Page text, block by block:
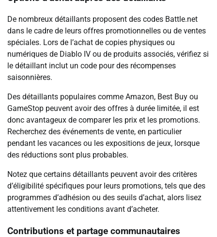
De nombreux détaillants proposent des codes Battle.net
dans le cadre de leurs offres promotionnelles ou de ventes
spéciales. Lors de l’achat de copies physiques ou
numériques de Diablo IV ou de produits associés, vérifiez si
le détaillant inclut un code pour des récompenses
saisonnières.
Des détaillants populaires comme Amazon, Best Buy ou
GameStop peuvent avoir des offres à durée limitée, il est
donc avantageux de comparer les prix et les promotions.
Recherchez des événements de vente, en particulier
pendant les vacances ou les expositions de jeux, lorsque
des réductions sont plus probables.
Notez que certains détaillants peuvent avoir des critères
d’éligibilité spécifiques pour leurs promotions, tels que des
programmes d’adhésion ou des seuils d’achat, alors lisez
attentivement les conditions avant d’acheter.
Contributions et partage communautaires